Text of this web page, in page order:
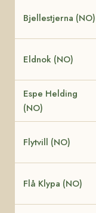
Bjellestjerna (NO)
Eldnok (NO)
Espe Helding
(NO)
Flytvill (NO)
Flå Klypa (NO)